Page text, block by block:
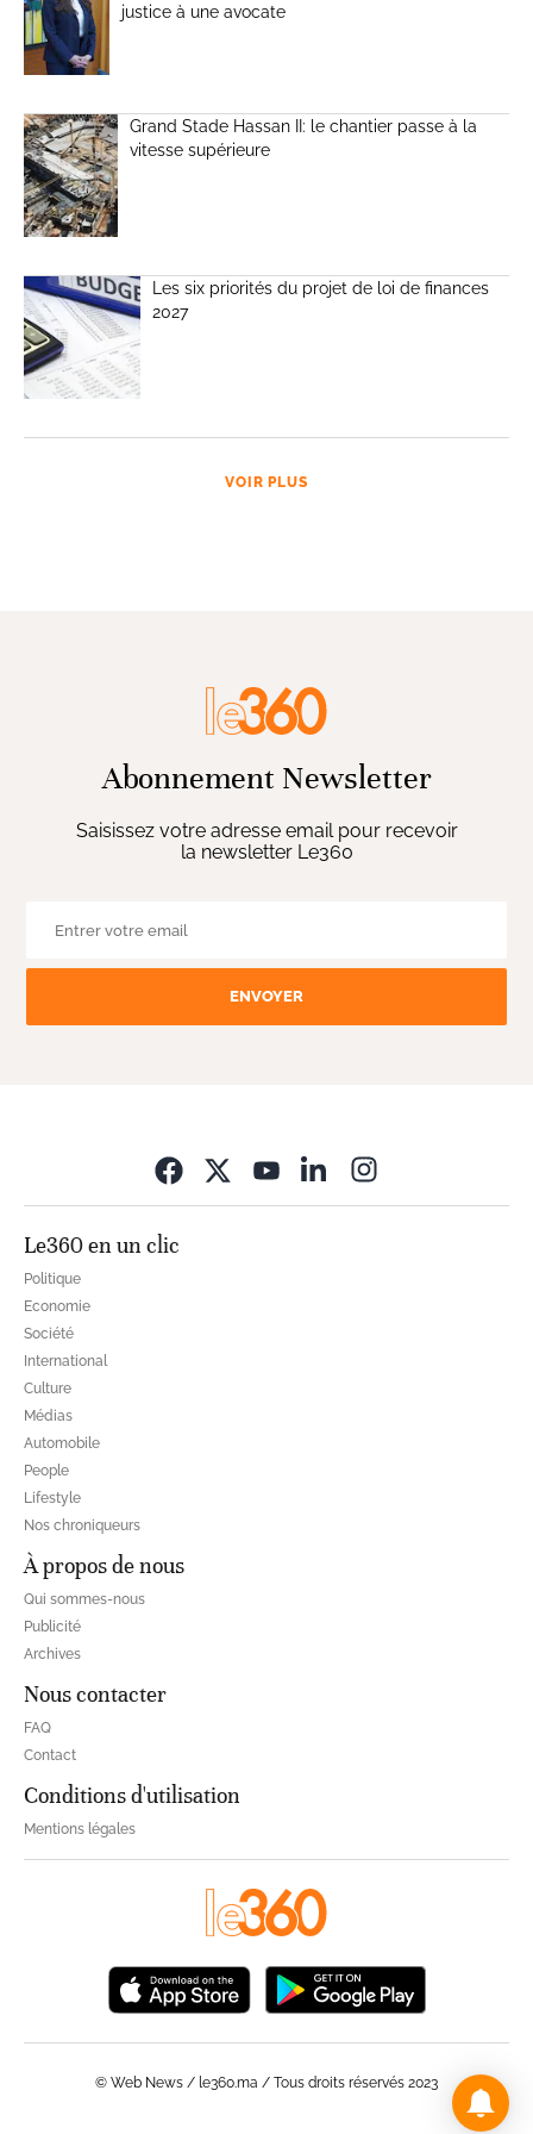
justice à une avocate
Grand Stade Hassan II: le chantier passe à la
vitesse supérieure
Les six priorités du projet de loi de finances
2027
VOIR PLUS
Abonnement Newsletter
Saisissez votre adresse email pour recevoir
la newsletter Le360
ENVOYER
Le360 en un clic
Politique
Economie
Société
International
Culture
Médias
Automobile
People
Lifestyle
Nos chroniqueurs
À propos de nous
Qui sommes-nous
Publicité
Archives
Nous contacter
FAQ
Contact
Conditions d'utilisation
Mentions légales
© Web News / le360.ma / Tous droits réservés 2023